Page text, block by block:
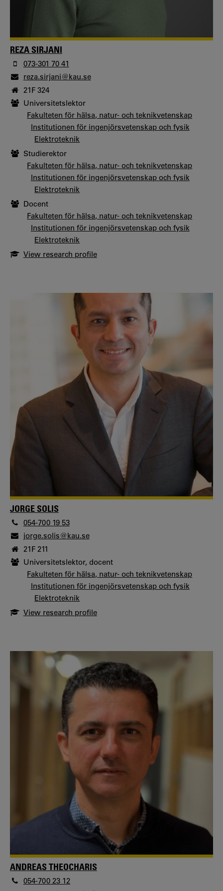
REZA SIRJANI
073-301 70 41
reza.sirjani@kau.se
21F 324
Universitetslektor
Fakulteten för hälsa, natur- och teknikvetenskap
Institutionen för ingenjörsvetenskap och fysik
Elektroteknik
Studierektor
Fakulteten för hälsa, natur- och teknikvetenskap
Institutionen för ingenjörsvetenskap och fysik
Elektroteknik
Docent
Fakulteten för hälsa, natur- och teknikvetenskap
Institutionen för ingenjörsvetenskap och fysik
Elektroteknik
View research profile
JORGE SOLIS
054-700 19 53
jorge.solis@kau.se
21F 211
Universitetslektor, docent
Fakulteten för hälsa, natur- och teknikvetenskap
Institutionen för ingenjörsvetenskap och fysik
Elektroteknik
View research profile
ANDREAS THEOCHARIS
054-700 23 12